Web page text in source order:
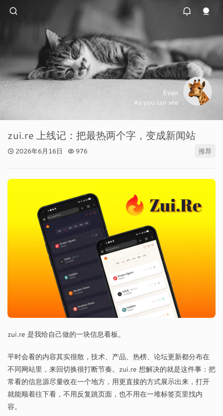
Evan
As you can see
zui.re 上线记：把最热两个字，变成新闻站
2026年6月16日 976 推荐
zui.re 是我给自己做的一块信息看板。
平时会看的内容其实很散，技术、产品、热榜、论坛更新都分布在
不同网站里，来回切换很打断节奏。zui.re 想解决的就是这件事：把
常看的信息源尽量收在一个地方，用更直接的方式展示出来，打开
就能顺着往下看，不用反复跳页面，也不用在一堆标签页里找内
容。